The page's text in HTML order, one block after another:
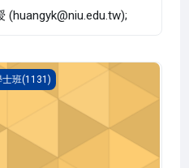
(huangyk@niu.edu.tw);
士班(1131)